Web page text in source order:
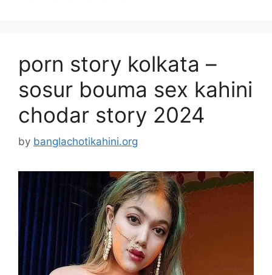
porn story kolkata –
sosur bouma sex kahini
chodar story 2024
by banglachotikahini.org